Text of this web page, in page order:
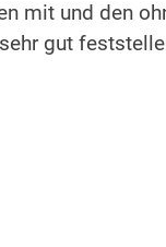
mit und den
gut